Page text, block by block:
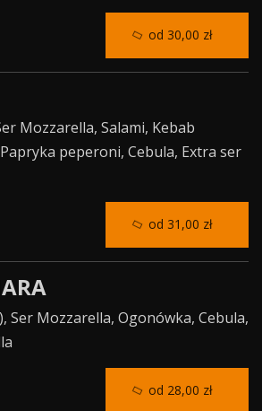
Mozzarella, Salami, Kebab
peperoni, Cebula, Extra ser
Ser Mozzarella, Ogonówka, Cebula,